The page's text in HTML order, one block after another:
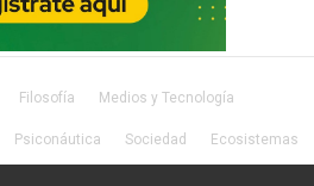
Filosofía Medios y Tecnología
Psiconáutica Sociedad Ecosistemas